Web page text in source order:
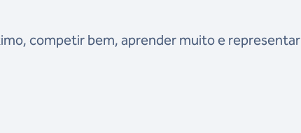
competir bem, aprender muito e representar